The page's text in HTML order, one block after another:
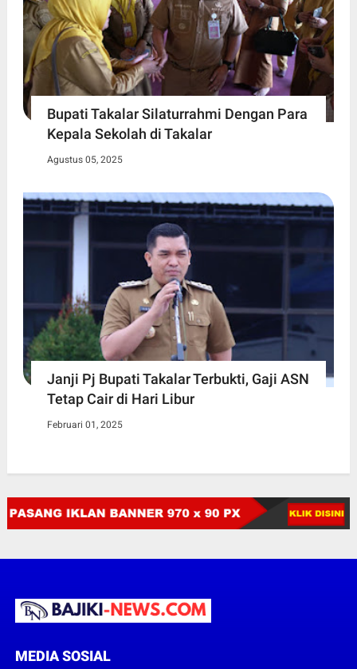
Bupati Takalar Silaturrahmi Dengan Para
Kepala Sekolah di Takalar
Agustus 05, 2025
Janji Pj Bupati Takalar Terbukti, Gaji ASN
Tetap Cair di Hari Libur
Februari 01, 2025
MEDIA SOSIAL